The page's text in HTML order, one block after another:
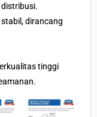
dirancang
tinggi